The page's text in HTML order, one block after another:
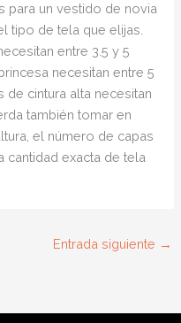
para un vestido de novia
tipo de tela que elijas.
entre 3.5 y 5
necesitan entre 5
cintura alta necesitan
también tomar en
el número de capas
cantidad exacta de tela
Entrada siguiente →